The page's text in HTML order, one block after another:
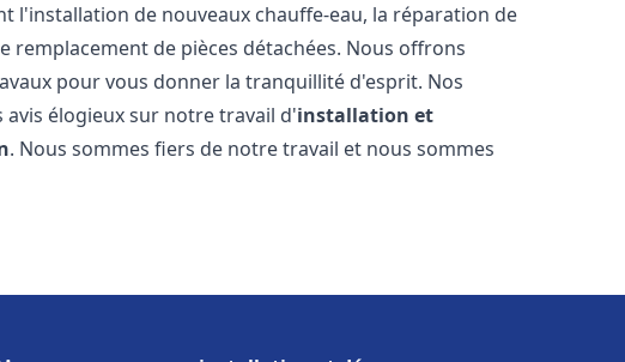
l'installation de nouveaux chauffe-eau, la réparation de
remplacement de pièces détachées. Nous offrons
pour vous donner la tranquillité d'esprit. Nos
élogieux sur notre travail d'installation et
. Nous sommes fiers de notre travail et nous sommes